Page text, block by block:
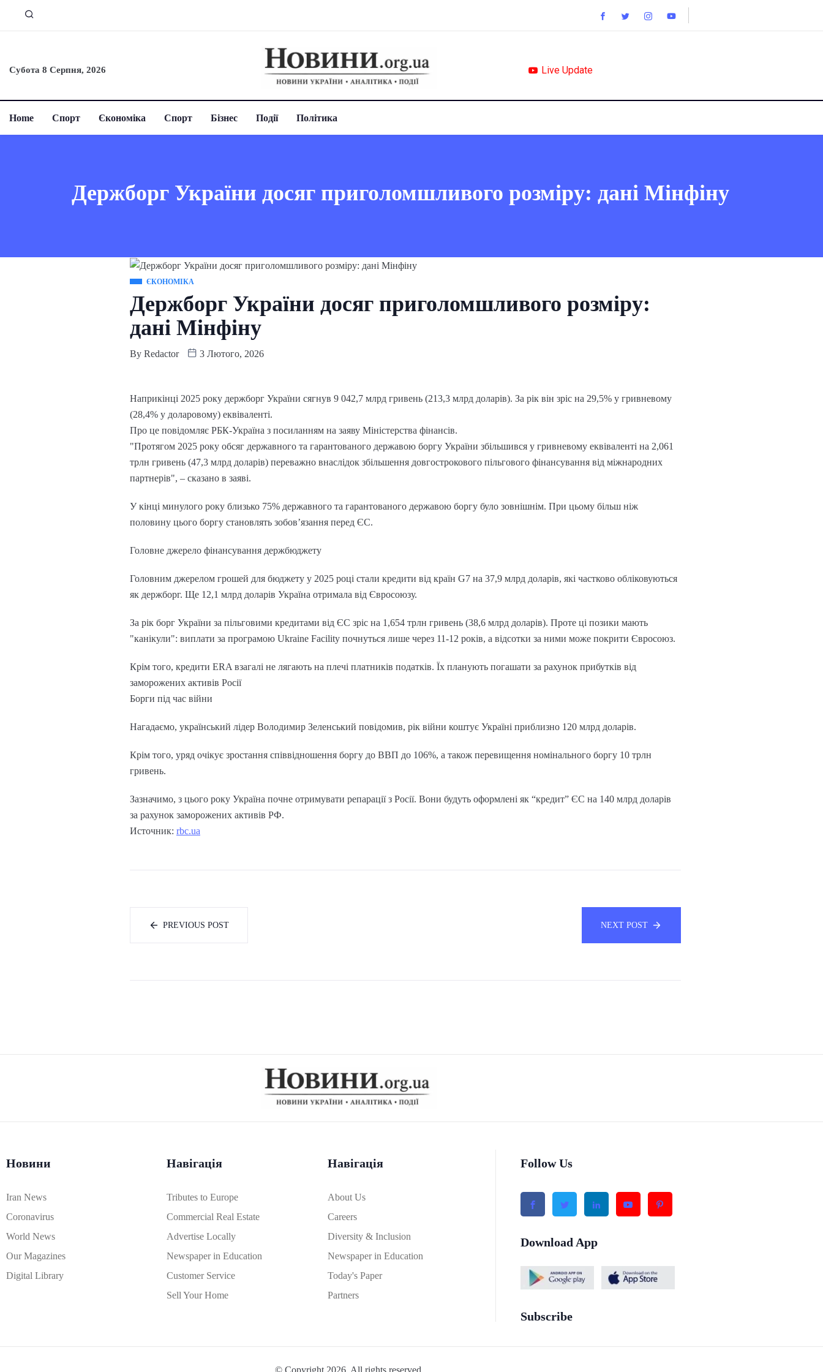
Субота 8 Серпня, 2026 Live Update
Home Спорт Єкономіка Спорт Бізнес Події Політика
Держборг України досяг приголомшливого розміру: дані Мінфіну
ЄКОНОМІКА
Держборг України досяг приголомшливого розміру:
дані Мінфіну
By Redactor 3 Лютого, 2026
Наприкінці 2025 року держборг України сягнув 9 042,7 млрд гривень (213,3 млрд доларів). За рік він зріс на 29,5% у гривневому
(28,4% у доларовому) еквіваленті.
Про це повідомляє РБК-Україна з посиланням на заяву Міністерства фінансів.
"Протягом 2025 року обсяг державного та гарантованого державою боргу України збільшився у гривневому еквіваленті на 2,061
трлн гривень (47,3 млрд доларів) переважно внаслідок збільшення довгострокового пільгового фінансування від міжнародних
партнерів", – сказано в заяві.
У кінці минулого року близько 75% державного та гарантованого державою боргу було зовнішнім. При цьому більш ніж
половину цього боргу становлять зобов’язання перед ЄС.
Головне джерело фінансування держбюджету
Головним джерелом грошей для бюджету у 2025 році стали кредити від країн G7 на 37,9 млрд доларів, які частково обліковуються
як держборг. Ще 12,1 млрд доларів Україна отримала від Євросоюзу.
За рік борг України за пільговими кредитами від ЄС зріс на 1,654 трлн гривень (38,6 млрд доларів). Проте ці позики мають
"канікули": виплати за програмою Ukraine Facility почнуться лише через 11-12 років, а відсотки за ними може покрити Євросоюз.
Крім того, кредити ERA взагалі не лягають на плечі платників податків. Їх планують погашати за рахунок прибутків від
заморожених активів Росії
Борги під час війни
Нагадаємо, український лідер Володимир Зеленський повідомив, рік війни коштує Україні приблизно 120 млрд доларів.
Крім того, уряд очікує зростання співвідношення боргу до ВВП до 106%, а також перевищення номінального боргу 10 трлн
гривень.
Зазначимо, з цього року Україна почне отримувати репарації з Росії. Вони будуть оформлені як “кредит” ЄС на 140 млрд доларів
за рахунок заморожених активів РФ.
Источник: rbc.ua
PREVIOUS POST NEXT POST
Новини
Iran News
Coronavirus
World News
Our Magazines
Digital Library
Навігація
Tributes to Europe
Commercial Real Estate
Advertise Locally
Newspaper in Education
Customer Service
Sell Your Home
Навігація
About Us
Careers
Diversity & Inclusion
Newspaper in Education
Today's Paper
Partners
Follow Us
Download App
Subscribe